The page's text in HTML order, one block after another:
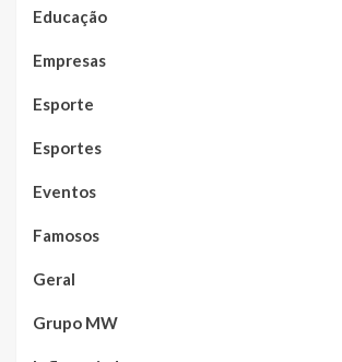
Educação
Empresas
Esporte
Esportes
Eventos
Famosos
Geral
Grupo MW